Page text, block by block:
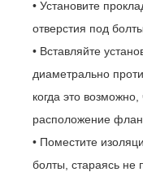
• Установите
отверстия под болты.
• Вставляйте
диаметрально
когда это
расположение
• Поместите
болты, стараясь не